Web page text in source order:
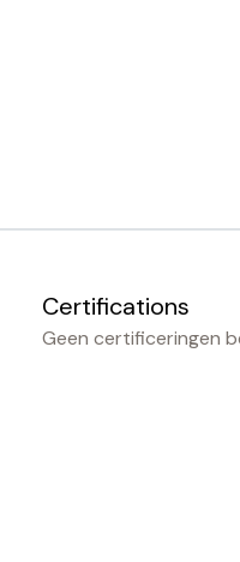
Certifications
Geen certificeringen